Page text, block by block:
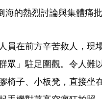
的熱烈討論與集體痛批
員在前方辛苦救人，現
眾」駐足圍觀。令人難
椅子、小板凳，直接坐